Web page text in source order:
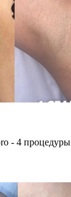
- 4 процедуры